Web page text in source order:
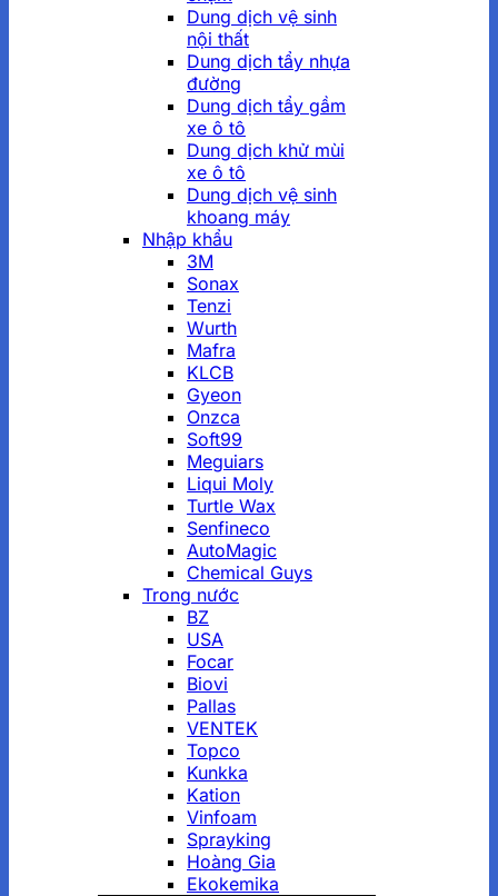
Dung dịch vệ sinh
nội thất
Dung dịch tẩy nhựa
đường
Dung dịch tẩy gầm
xe ô tô
Dung dịch khử mùi
xe ô tô
Dung dịch vệ sinh
khoang máy
Nhập khẩu
3M
Sonax
Tenzi
Wurth
Mafra
KLCB
Gyeon
Onzca
Soft99
Meguiars
Liqui Moly
Turtle Wax
Senfineco
AutoMagic
Chemical Guys
Trong nước
BZ
USA
Focar
Biovi
Pallas
VENTEK
Topco
Kunkka
Kation
Vinfoam
Sprayking
Hoàng Gia
Ekokemika